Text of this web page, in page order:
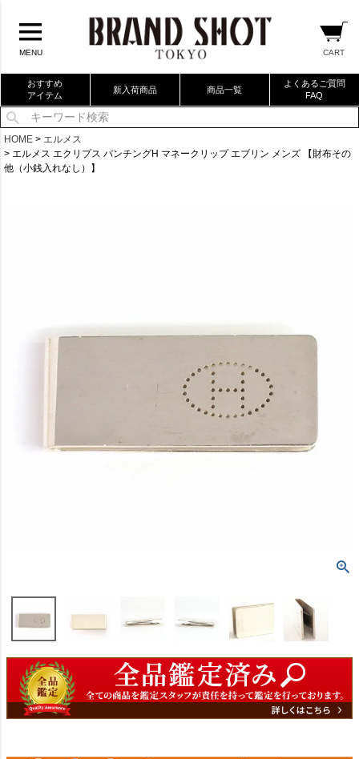
MENU CART
おすすめ
アイテム
新入荷商品 商品一覧
よくあるご質問
FAQ
当店厳選ブランドバック
当店厳選ブランドジュエリー
HOME
エルメス
エルメス エクリプス パンチングH マネークリップ エブリン メンズ 【財布その
他（小銭入れなし）】